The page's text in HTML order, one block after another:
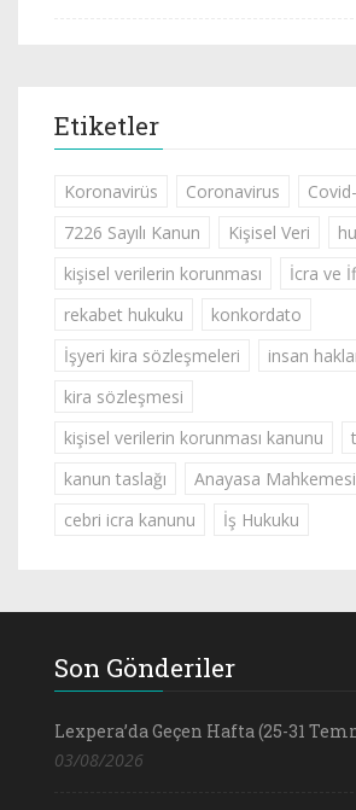
Etiketler
Koronavirüs Coronavirus
7226 Sayılı Kanun
Kişisel Veri
kişisel verilerin korunması
İcra ve
rekabet hukuku
konkordato
İşyeri kira sözleşmeleri
insan
kira sözleşmesi
kişisel verilerin korunması kanunu
kanun taslağı
Anayasa Mahkemesi
cebri icra kanunu
İş Hukuku
Son Gönderiler
Lexpera’da Geçen Hafta (25-31
03/08/2026